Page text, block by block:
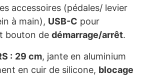
accessoires (pédales/ levier
à main), USB-C pour
bouton de démarrage/arrêt.
: 29 cm, jante en aluminium
en cuir de silicone, blocage